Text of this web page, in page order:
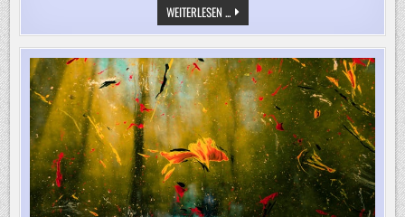
WEITERLESEN ... „ICH
BIN
FASSUNGSLOS
UND
WÜTEND“
–
FDP
UND
CDU
KRITISIEREN
ABGELEHNTE
ABSCHIEBUNGEN
IN
KÖLN
SCHARF